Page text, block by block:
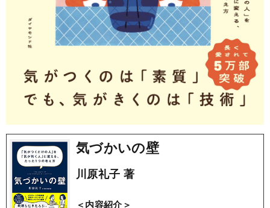
気づかいの壁
川原礼子 著
＜内容紹介＞